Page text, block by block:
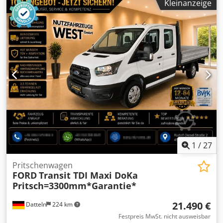
Optischer Zustand: gut
2) Stufenschieber Esterer WD, max. Rundholzlänge:
6000mm. 3) Sägegatter Esterer HD 30, Gatteröffnung:
710mm, Hub: 600mm. Inklusive Zubehör. 4)
Trommelhacker Zeno, Antriebsleistung: 55kW. 5)
Brettstapelmaschine Zimac, Arbeitslängenbereich:
800mm-3000mm. 6) Stahlschornstein Kamin Schicks, Höhe:
ca. 50m, Durchmesser: ca. 1400mm. Dokumentation
vorhanden. Eine Besichtigung vor Ort ist möglich.
Einzelverkauf nach Absprache möglich. Chjdpsyw Sv Esfx
Aidsa
Kleinanzeige
1 /27
Datteln 224 km
Pritschenwagen
FORDTransit TDI Maxi DoKa
Pritsch=3300mm*Garantie*
21.490 €
Festpreis MwSt. nicht ausweisbar